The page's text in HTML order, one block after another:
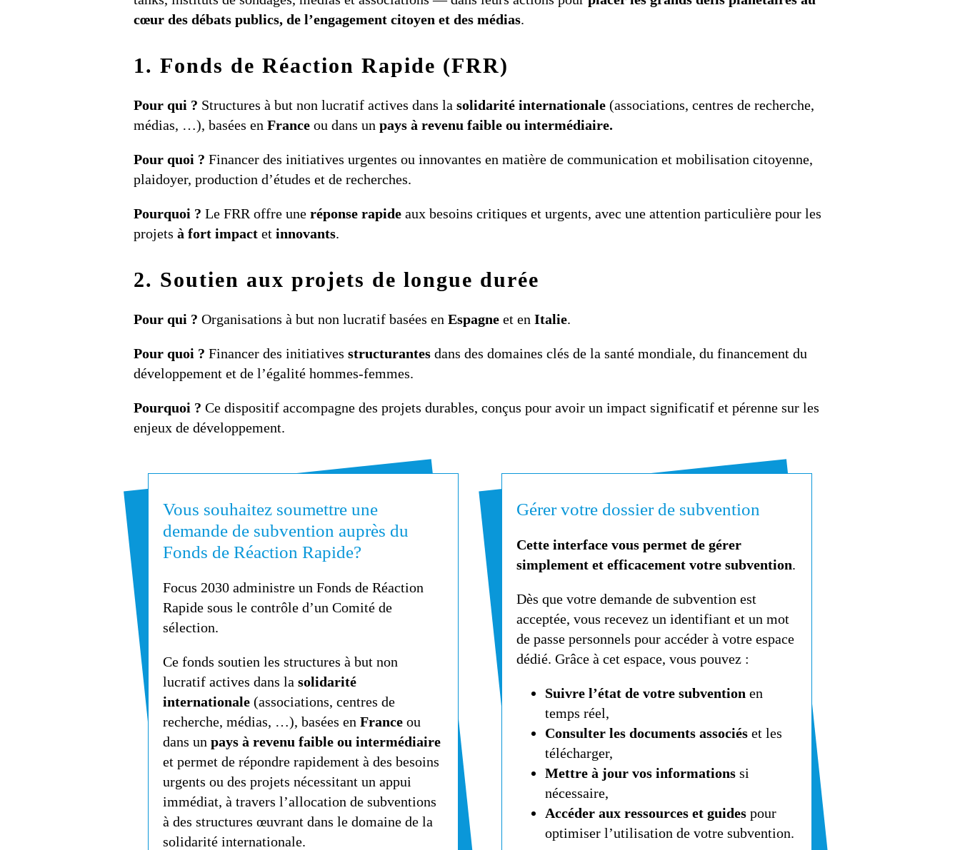
G7 / G20
cœur des débats publics, de l’engagement citoyen et des médias.
1. Fonds de Réaction Rapide (FRR)
Pour qui ? Structures à but non lucratif actives dans la solidarité internationale (associations, centres de recherche,
médias, …), basées en France ou dans un pays à revenu faible ou intermédiaire.
Pour quoi ? Financer des initiatives urgentes ou innovantes en matière de communication et mobilisation citoyenne,
plaidoyer, production d’études et de recherches.
Pourquoi ? Le FRR offre une réponse rapide aux besoins critiques et urgents, avec une attention particulière pour les
projets à fort impact et innovants.
2. Soutien aux projets de longue durée
Pour qui ? Organisations à but non lucratif basées en Espagne et en Italie.
Pour quoi ? Financer des initiatives structurantes dans des domaines clés de la santé mondiale, du financement du
développement et de l’égalité hommes-femmes.
Pourquoi ? Ce dispositif accompagne des projets durables, conçus pour avoir un impact significatif et pérenne sur les
enjeux de développement.
Vous souhaitez soumettre une
demande de subvention auprès du
Fonds de Réaction Rapide?
Focus 2030 administre un Fonds de Réaction
Rapide sous le contrôle d’un Comité de
sélection.
Ce fonds soutien les structures à but non
lucratif actives dans la solidarité
internationale (associations, centres de
recherche, médias, …), basées en France ou
dans un pays à revenu faible ou intermédiaire
et permet de répondre rapidement à des besoins
urgents ou des projets nécessitant un appui
immédiat, à travers l’allocation de subventions
à des structures œuvrant dans le domaine de la
solidarité internationale.
Gérer votre dossier de subvention
Cette interface vous permet de gérer
simplement et efficacement votre subvention.
Dès que votre demande de subvention est
acceptée, vous recevez un identifiant et un mot
de passe personnels pour accéder à votre espace
dédié. Grâce à cet espace, vous pouvez :
Suivre l’état de votre subvention en
temps réel,
Consulter les documents associés et les
télécharger,
Mettre à jour vos informations si
nécessaire,
Accéder aux ressources et guides pour
optimiser l’utilisation de votre subvention.